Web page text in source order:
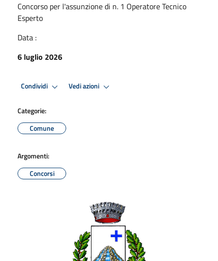
Concorso per l'assunzione di n. 1 Operatore Tecnico
Esperto
Data :
6 luglio 2026
Condividi Vedi azioni
Categorie:
Comune
Argomenti:
Concorsi